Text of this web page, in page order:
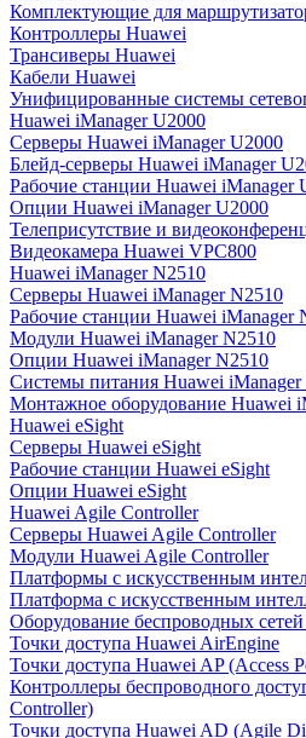
Комплектующие для
Контроллеры Huawei
Трансиверы Huawei
Кабели Huawei
Унифицированные системы
Huawei iManager U2000
Серверы Huawei iManager U2000
Блейд-серверы Huawei iManager
Рабочие станции Huawei iManager
Опции Huawei iManager U2000
Телеприсутствие и
Видеокамера Huawei VPC800
Huawei iManager N2510
Серверы Huawei iManager N2510
Рабочие станции Huawei iManager
Модули Huawei iManager N2510
Опции Huawei iManager N2510
Системы питания Huawei iManager
Монтажное оборудование Huawei
Huawei eSight
Серверы Huawei eSight
Рабочие станции Huawei eSight
Опции Huawei eSight
Huawei Agile Controller
Серверы Huawei Agile Controller
Модули Huawei Agile Controller
Платформы с искусственным
Платформа с искусственным
Оборудование беспроводных
Точки доступа Huawei AirEngine
Точки доступа Huawei AP (Access
Контроллеры беспроводного
Controller)
Точки доступа Huawei AD (Agile